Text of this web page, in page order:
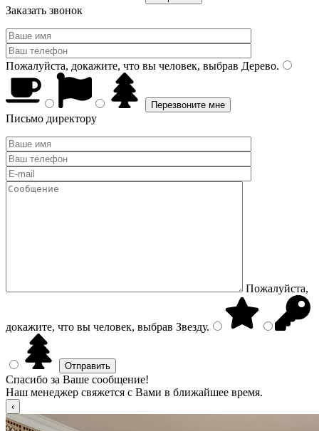
Заказать звонок
Пожалуйста, докажите, что вы человек, выбрав Дерево.
Письмо директору
Пожалуйста,
докажите, что вы человек, выбрав Звезду.
Спасибо за Ваше сообщение!
Наш менеджер свяжется с Вами в ближайшее время.